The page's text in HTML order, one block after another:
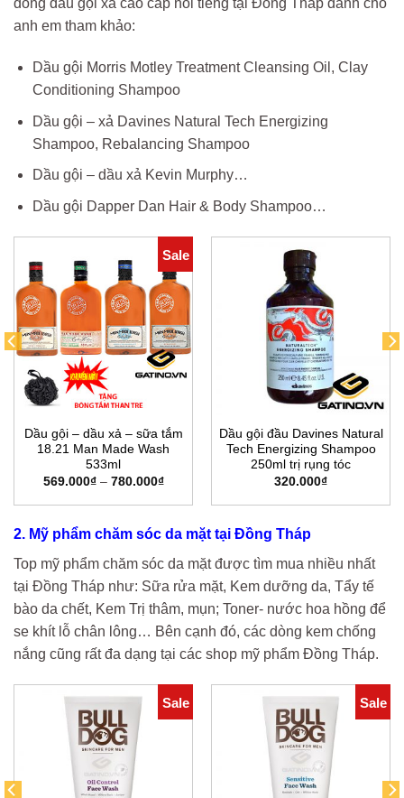
dòng dầu gội xả cao cấp nổi tiếng tại Đồng Tháp dành cho
anh em tham khảo:
Dầu gội Morris Motley Treatment Cleansing Oil, Clay
Conditioning Shampoo
Dầu gội – xả Davines Natural Tech Energizing
Shampoo, Rebalancing Shampoo
Dầu gội – dầu xả Kevin Murphy…
Dầu gội Dapper Dan Hair & Body Shampoo…
Sale
Dầu gội – dầu xả – sữa tắm
18.21 Man Made Wash
533ml
569.000₫ – 780.000₫Khoảng
từ
đến
780.000₫
Dầu gội đầu Davines Natural
Tech Energizing Shampoo
250ml trị rụng tóc
320.000₫
2. Mỹ phẩm chăm sóc da mặt tại Đồng Tháp
Top mỹ phẩm chăm sóc da mặt được tìm mua nhiều nhất
tại Đồng Tháp như: Sữa rửa mặt, Kem dưỡng da, Tẩy tế
bào da chết, Kem Trị thâm, mụn; Toner- nước hoa hồng để
se khít lỗ chân lông… Bên cạnh đó, các dòng kem chống
nắng cũng rất đa dạng tại các shop mỹ phẩm Đồng Tháp.
Sale Sale